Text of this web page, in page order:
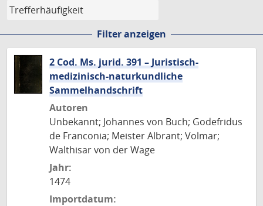
Filter anzeigen
2 Cod. Ms. jurid. 391 – Juristisch-
medizinisch-naturkundliche
Sammelhandschrift
Autoren
Unbekannt; Johannes von Buch; Godefridus
de Franconia; Meister Albrant; Volmar;
Walthisar von der Wage
Jahr:
1474
Importdatum: